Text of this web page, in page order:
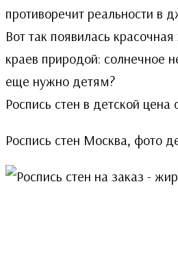
противоречит реальности в
Вот так появилась
краев природой: солнечное
еще нужно детям?
Роспись стен в детской цена
Роспись стен Москва, фото